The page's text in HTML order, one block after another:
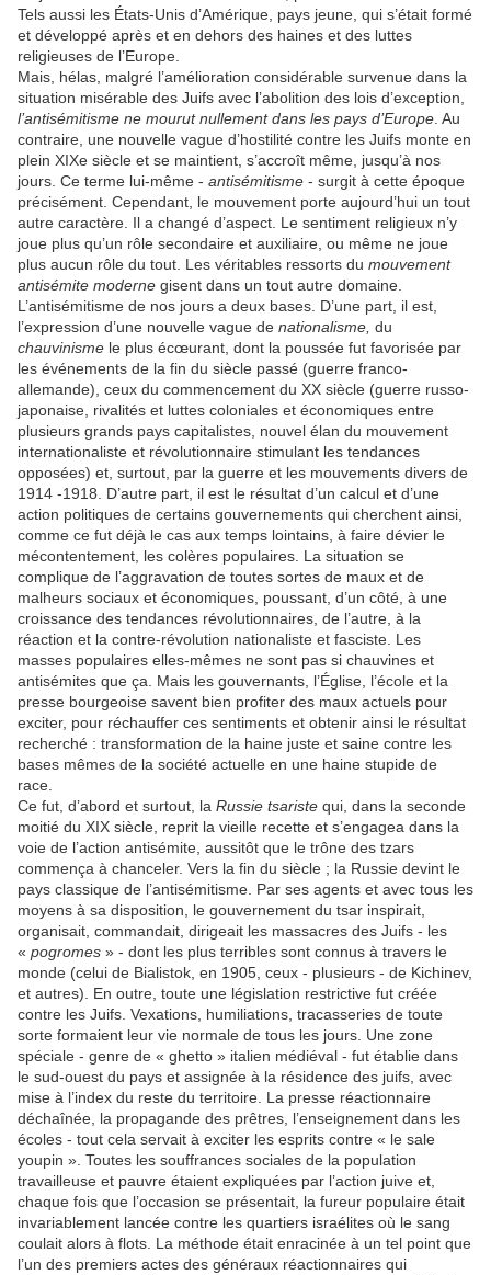
Tels aussi les États-Unis d’Amérique, pays jeune, qui s’était formé
et développé après et en dehors des haines et des luttes
religieuses de l’Europe.
Mais, hélas, malgré l’amélioration considérable survenue dans la
situation misérable des Juifs avec l’abolition des lois d’exception,
l’antisémitisme ne mourut nullement dans les pays d’Europe . Au
contraire, une nouvelle vague d’hostilité contre les Juifs monte en
plein XIXe siècle et se maintient, s’accroît même, jusqu’à nos
jours. Ce terme lui-même - antisémitisme - surgit à cette époque
précisément. Cependant, le mouvement porte aujourd’hui un tout
autre caractère. Il a changé d’aspect. Le sentiment religieux n’y
joue plus qu’un rôle secondaire et auxiliaire, ou même ne joue
plus aucun rôle du tout. Les véritables ressorts du mouvement
antisémite moderne gisent dans un tout autre domaine.
L’antisémitisme de nos jours a deux bases. D’une part, il est,
l’expression d’une nouvelle vague de nationalisme, du
chauvinisme le plus écœurant, dont la poussée fut favorisée par
les événements de la fin du siècle passé (guerre franco-
allemande), ceux du commencement du XX siècle (guerre russo-
japonaise, rivalités et luttes coloniales et économiques entre
plusieurs grands pays capitalistes, nouvel élan du mouvement
internationaliste et révolutionnaire stimulant les tendances
opposées) et, surtout, par la guerre et les mouvements divers de
1914 -1918. D’autre part, il est le résultat d’un calcul et d’une
action politiques de certains gouvernements qui cherchent ainsi,
comme ce fut déjà le cas aux temps lointains, à faire dévier le
mécontentement, les colères populaires. La situation se
complique de l’aggravation de toutes sortes de maux et de
malheurs sociaux et économiques, poussant, d’un côté, à une
croissance des tendances révolutionnaires, de l’autre, à la
réaction et la contre-révolution nationaliste et fasciste. Les
masses populaires elles-mêmes ne sont pas si chauvines et
antisémites que ça. Mais les gouvernants, l’Église, l’école et la
presse bourgeoise savent bien profiter des maux actuels pour
exciter, pour réchauffer ces sentiments et obtenir ainsi le résultat
recherché : transformation de la haine juste et saine contre les
bases mêmes de la société actuelle en une haine stupide de
race.
Ce fut, d’abord et surtout, la Russie tsariste qui, dans la seconde
moitié du XIX siècle, reprit la vieille recette et s’engagea dans la
voie de l’action antisémite, aussitôt que le trône des tzars
commença à chanceler. Vers la fin du siècle ; la Russie devint le
pays classique de l’antisémitisme. Par ses agents et avec tous les
moyens à sa disposition, le gouvernement du tsar inspirait,
organisait, commandait, dirigeait les massacres des Juifs - les
« pogromes » - dont les plus terribles sont connus à travers le
monde (celui de Bialistok, en 1905, ceux - plusieurs - de Kichinev,
et autres). En outre, toute une législation restrictive fut créée
contre les Juifs. Vexations, humiliations, tracasseries de toute
sorte formaient leur vie normale de tous les jours. Une zone
spéciale - genre de « ghetto » italien médiéval - fut établie dans
le sud-ouest du pays et assignée à la résidence des juifs, avec
mise à l’index du reste du territoire. La presse réactionnaire
déchaînée, la propagande des prêtres, l’enseignement dans les
écoles - tout cela servait à exciter les esprits contre « le sale
youpin ». Toutes les souffrances sociales de la population
travailleuse et pauvre étaient expliquées par l’action juive et,
chaque fois que l’occasion se présentait, la fureur populaire était
invariablement lancée contre les quartiers israélites où le sang
coulait alors à flots. La méthode était enracinée à un tel point que
l’un des premiers actes des généraux réactionnaires qui